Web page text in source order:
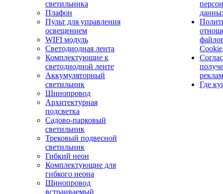
светильника
Плафон
Пульт для управления
освещением
WIFI модуль
Светодиодная лента
Комплектующие к
светодиодной ленте
Аккумуляторный
светильник
Шинопровод
Архитектурная
подсветка
Садово-парковый
светильник
Трековый подвесной
светильник
Гибкий неон
Комплектующие для
гибкого неона
Шинопровод
встраиваемый
Cookie
Где